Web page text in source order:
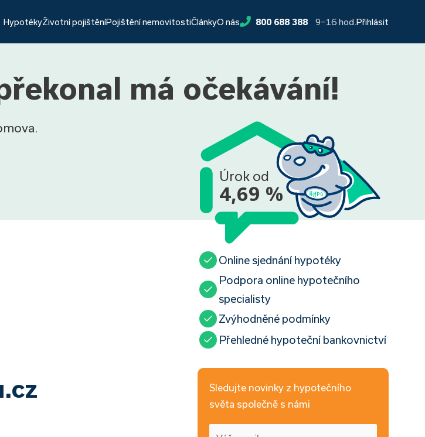
HypotékyŽivotní pojištěníPojištění nemovitostiČlánkyO nás 800 688 388 9−16 hod. Přihlásit
má očekávání!
Úrok od
4,69 %
Online sjednání hypotéky
Podpora online hypotečního
specialisty
Zvýhodněné podmínky
Přehledné hypoteční bankovnictví
Sledujte novinky z hypotečního
světa společně s námi